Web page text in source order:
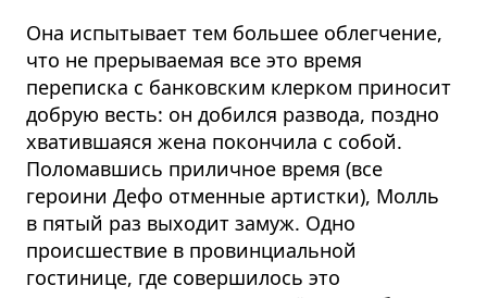
Она испытывает тем большее облегчение,
что не прерываемая все это время
переписка с банковским клерком приносит
добрую весть: он добился развода, поздно
хватившаяся жена покончила с собой.
Поломавшись приличное время (все
героини Дефо отменные артистки), Молль
в пятый раз выходит замуж. Одно
происшествие в провинциальной
гостинице, где совершилось это